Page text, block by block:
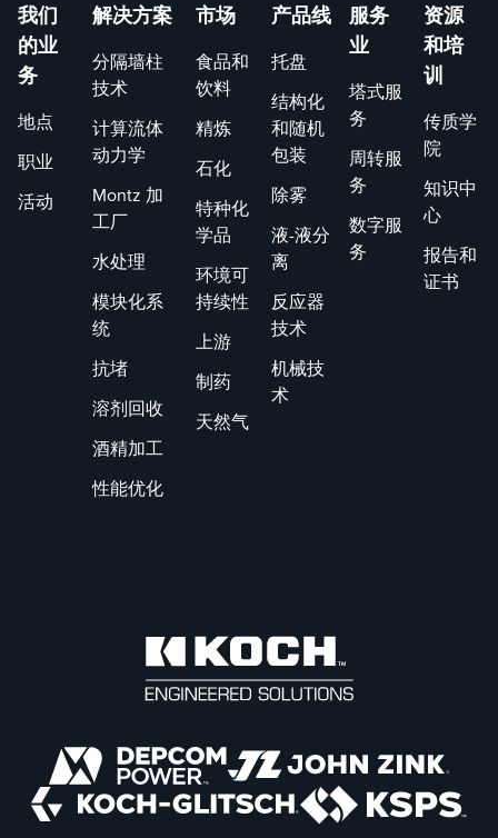
我们
的业
务
地点
职业
活动
解决方案
分隔墙柱
技术
计算流体
动力学
Montz 加
工厂
水处理
模块化系
统
抗堵
溶剂回收
酒精加工
性能优化
市场
食品和
饮料
精炼
石化
特种化
学品
环境可
持续性
上游
制药
天然气
产品线
托盘
结构化
和随机
包装
除雾
液-液分
离
反应器
技术
机械技
术
服务
业
塔式服
务
周转服
务
数字服
务
资源
和培
训
传质学
院
知识中
心
报告和
证书